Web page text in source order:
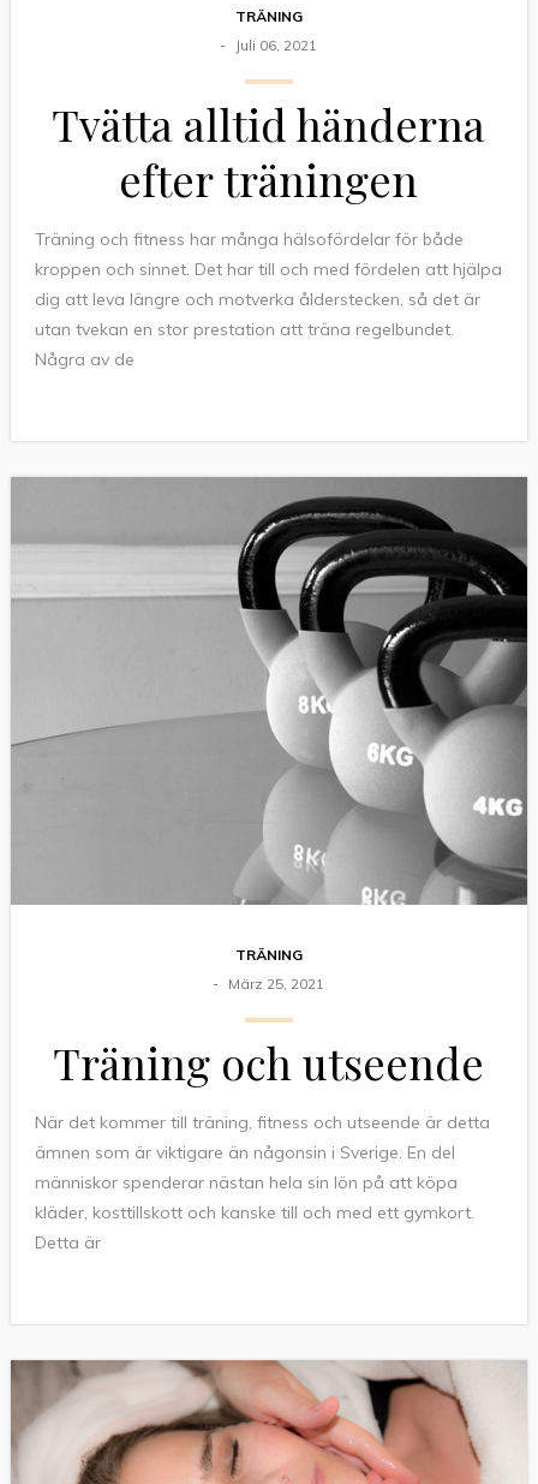
TRÄNING
Juli 06, 2021
Tvätta alltid händerna
efter träningen
Träning och fitness har många hälsofördelar för både
kroppen och sinnet. Det har till och med fördelen att hjälpa
dig att leva längre och motverka ålderstecken, så det är
utan tvekan en stor prestation att träna regelbundet.
Några av de
TRÄNING
März 25, 2021
Träning och utseende
När det kommer till träning, fitness och utseende är detta
ämnen som är viktigare än någonsin i Sverige. En del
människor spenderar nästan hela sin lön på att köpa
kläder, kosttillskott och kanske till och med ett gymkort.
Detta är